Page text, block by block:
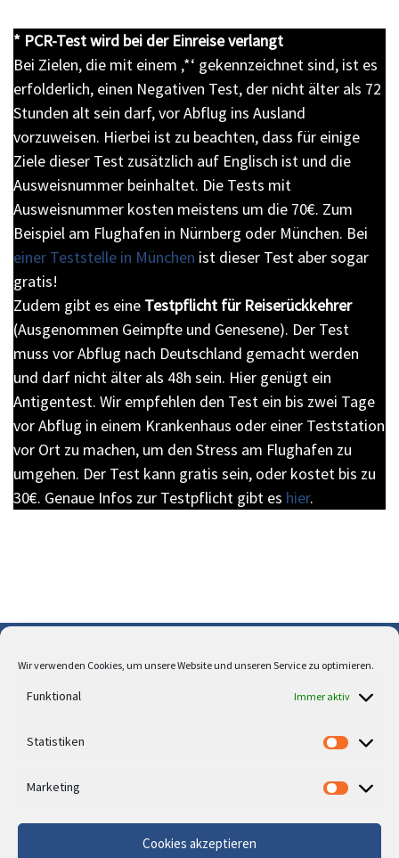
Wir verwenden Cookies, um unsere Website und unseren Service zu optimieren.
Funktional Immer aktiv
Statistiken
Marketing
Cookies akzeptieren
* PCR-Test wird bei der Einreise verlangt
Bei Zielen, die mit einem ‚*‘ gekennzeichnet sind, ist es
erfolderlich, einen Negativen Test, der nicht älter als 72
Stunden alt sein darf, vor Abflug ins Ausland
vorzuweisen. Hierbei ist zu beachten, dass für einige
Ziele dieser Test zusätzlich auf Englisch ist und die
Ausweisnummer beinhaltet. Die Tests mit
Ausweisnummer kosten meistens um die 70€. Zum
Beispiel am Flughafen in Nürnberg oder München. Bei
einer Teststelle in München ist dieser Test aber sogar
gratis!
Zudem gibt es eine Testpflicht für Reiserückkehrer
(Ausgenommen Geimpfte und Genesene). Der Test
muss vor Abflug nach Deutschland gemacht werden
und darf nicht älter als 48h sein. Hier genügt ein
Antigentest. Wir empfehlen den Test ein bis zwei Tage
vor Abflug in einem Krankenhaus oder einer Teststation
vor Ort zu machen, um den Stress am Flughafen zu
umgehen. Der Test kann gratis sein, oder kostet bis zu
30€. Genaue Infos zur Testpflicht gibt es hier.
Über uns
Datenschutz